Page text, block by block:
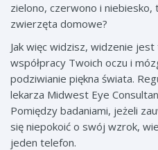
zielono, czerwono i niebiesko,
zwierzęta domowe?
Jak więc widzisz, widzenie
współpracy Twoich oczu i
podziwianie piękna świata.
lekarza Midwest Eye
Pomiędzy badaniami, jeżeli
się niepokoić o swój wzrok,
jeden telefon.